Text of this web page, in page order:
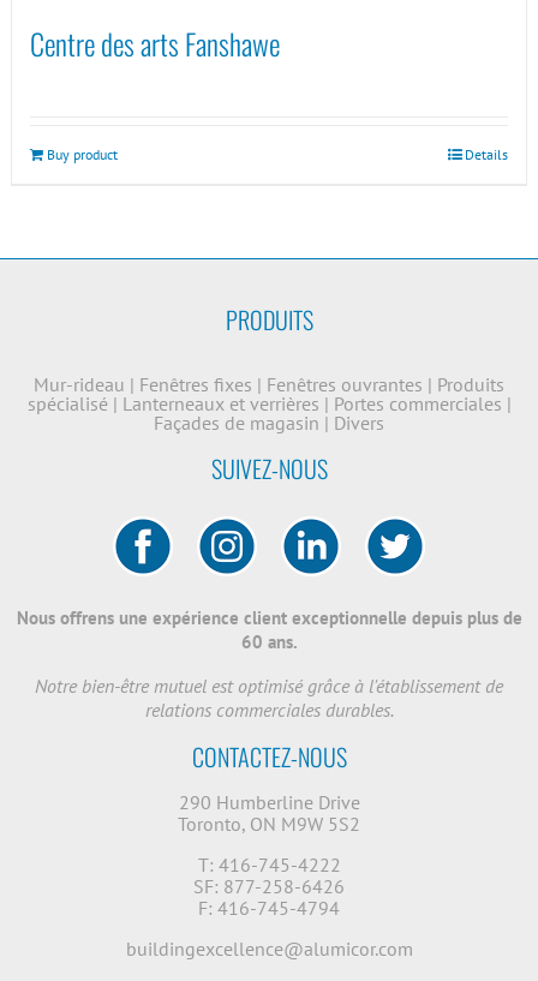
Centre des arts Fanshawe
Buy product Details
PRODUITS
Mur-rideau | Fenêtres fixes | Fenêtres ouvrantes | Produits
spécialisé | Lanterneaux et verrières | Portes commerciales |
Façades de magasin | Divers
SUIVEZ-NOUS
Nous offrens une expérience client exceptionnelle depuis plus de
60 ans.
Notre bien-être mutuel est optimisé grâce à l'établissement de
relations commerciales durables.
CONTACTEZ-NOUS
290 Humberline Drive
Toronto, ON M9W 5S2
T: 416-745-4222
SF: 877-258-6426
F: 416-745-4794
buildingexcellence@alumicor.com